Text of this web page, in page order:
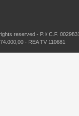
reserved - P.I/ C.F.
- REA TV 110681